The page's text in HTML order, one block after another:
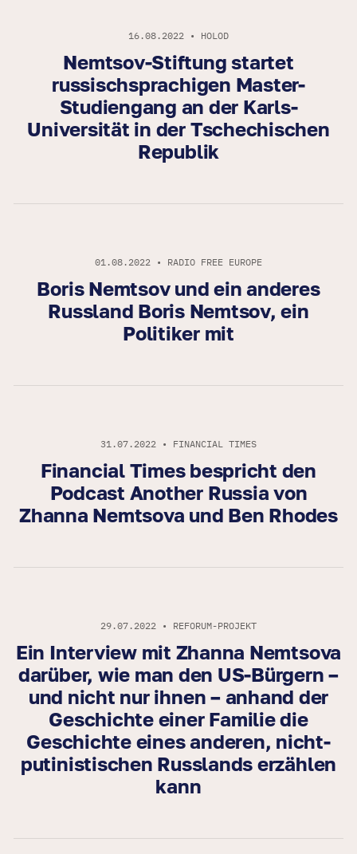
16.08.2022 • HOLOD
Nemtsov-Stiftung startet
russischsprachigen Master-
Studiengang an der Karls-
Universität in der Tschechischen
Republik
01.08.2022 • RADIO FREE EUROPE
Boris Nemtsov und ein anderes
Russland Boris Nemtsov, ein
Politiker mit
31.07.2022 • FINANCIAL TIMES
Financial Times bespricht den
Podcast Another Russia von
Zhanna Nemtsova und Ben Rhodes
29.07.2022 • REFORUM-PROJEKT
Ein Interview mit Zhanna Nemtsova
darüber, wie man den US-Bürgern –
und nicht nur ihnen – anhand der
Geschichte einer Familie die
Geschichte eines anderen, nicht-
putinistischen Russlands erzählen
kann